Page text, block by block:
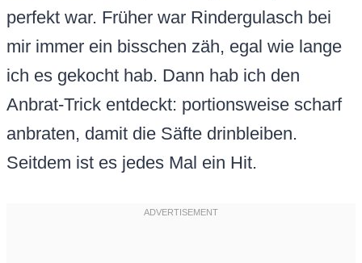
perfekt war. Früher war Rindergulasch bei
mir immer ein bisschen zäh, egal wie lange
ich es gekocht hab. Dann hab ich den
Anbrat-Trick entdeckt: portionsweise scharf
anbraten, damit die Säfte drinbleiben.
Seitdem ist es jedes Mal ein Hit.